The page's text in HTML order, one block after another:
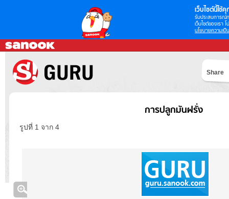
เว็บไซต์นี้ใช้คุ
รับประสบการณ์
เว็บไซต์ของเรา
นโยบายความเป็
Share
การปลูกมันฝรั่ง
รูปที่ 1 จาก 4